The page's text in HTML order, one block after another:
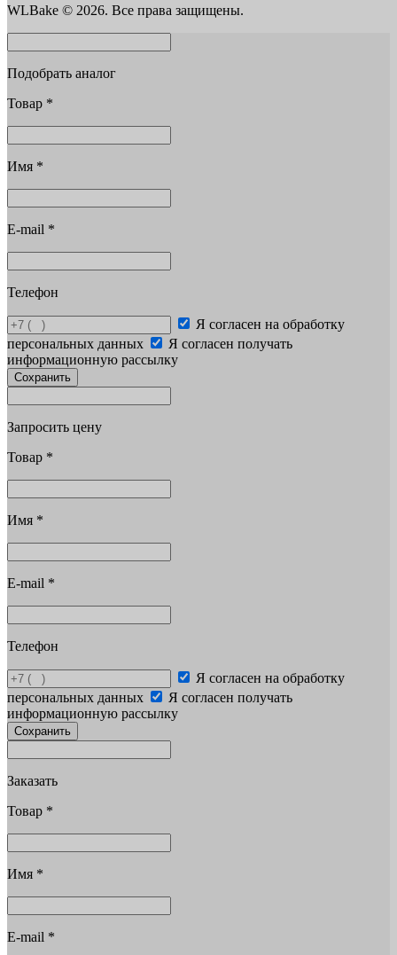
WLBake © 2026. Все права защищены.
Подобрать аналог
Товар *
Имя *
E-mail *
Телефон
Я согласен на обработку
персональных данных
Я согласен получать
информационную рассылку
Сохранить
Запросить цену
Товар *
Имя *
E-mail *
Телефон
Я согласен на обработку
персональных данных
Я согласен получать
информационную рассылку
Сохранить
Заказать
Товар *
Имя *
E-mail *